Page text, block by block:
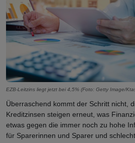
EZB-Leitzins liegt jetzt bei 4,5% (Foto: Getty Image/
Überraschend kommt der Schritt nicht,
Kreditzinsen steigen erneut, was
etwas gegen die immer noch zu hohe
für Sparerinnen und Sparer und